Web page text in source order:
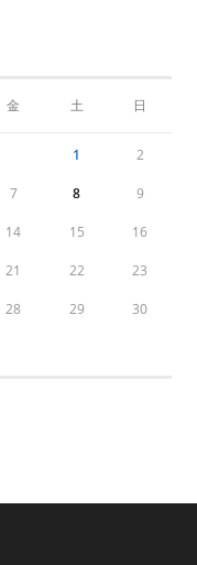
金 土 日
1 2
7 8 9
14 15 16
21 22 23
28 29 30